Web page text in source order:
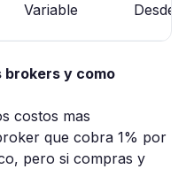
Variable Desde
brokers y como
costos mas
que cobra 1% por
pero si compras y